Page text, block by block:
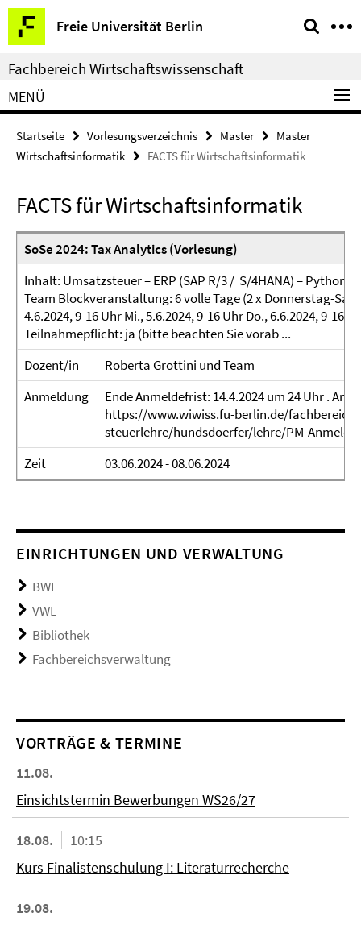
Springe
direkt
zu
Inhalt
Freie Universität Berlin
Service-
Navigation
Fachbereich Wirtschaftswissenschaft
MENÜ
Startseite Vorlesungsverzeichnis Master
Master
Wirtschaftsinformatik
FACTS für Wirtschaftsinformatik
FACTS für Wirtschaftsinformatik
SoSe 2024: Tax Analytics (Vorlesung)
Inhalt: Umsatzsteuer – ERP (SAP R/3 / S/4HANA) – Python
Team Blockveranstaltung: 6 volle Tage (2 x Donnerstag-
4.6.2024, 9-16 Uhr Mi., 5.6.2024, 9-16 Uhr Do., 6.6.2024, 9-16
Teilnahmepflicht: ja (bitte beachten Sie vorab ...
Dozent/in
Roberta Grottini und Team
Anmeldung
Ende Anmeldefrist: 14.4.2024 um 24 Uhr .
https://www.wiwiss.fu-berlin.de/
steuerlehre/hundsdoerfer/lehre/PM-
Zeit
03.06.2024 - 08.06.2024
EINRICHTUNGEN UND VERWALTUNG
BWL
VWL
Bibliothek
Fachbereichsverwaltung
VORTRÄGE & TERMINE
11.08.
Einsichtstermin Bewerbungen WS26/27
18.08.
10:15
Kurs Finalistenschulung I: Literaturrecherche
19.08.